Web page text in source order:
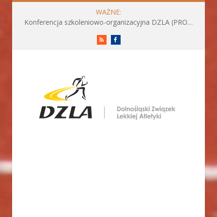
WAŻNE:
Konferencja szkoleniowo-organizacyjna DZLA (PROGRAM już do pobrania)
RSS